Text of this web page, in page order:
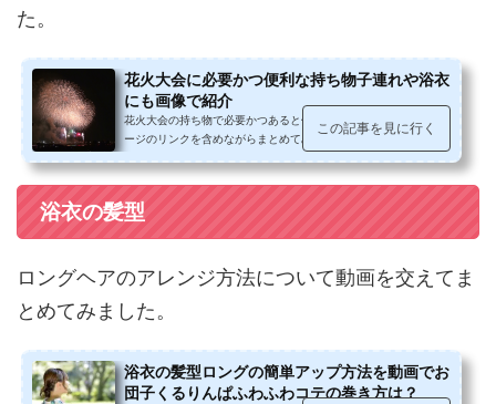
た。
花火大会に必要かつ便利な持ち物子連れや浴衣
にも画像で紹介
花火大会の持ち物で必要かつあると便利なものを、画像と商品ペ
ージのリンクを含めながらまとめてみました。楽しく思い出に残
この記事を見に行く
浴衣の髪型
ロングヘアのアレンジ方法について動画を交えてま
とめてみました。
浴衣の髪型ロングの簡単アップ方法を動画でお
団子くるりんぱふわふわコテの巻き方は？